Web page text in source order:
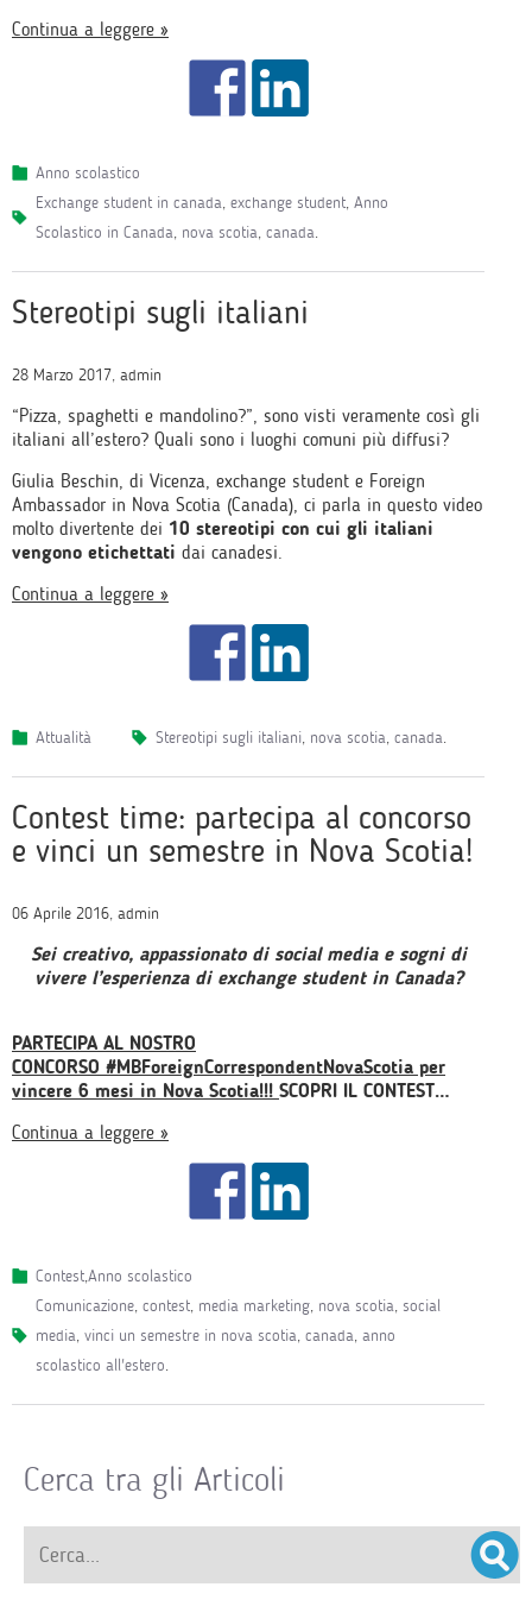
Continua a leggere »
Anno scolastico
exchange student in canada, exchange student, Anno
Scolastico in Canada, nova scotia, canada.
Stereotipi sugli italiani
28 Marzo 2017, admin
“Pizza, spaghetti e mandolino?”, sono visti veramente così gli
italiani all’estero? Quali sono i luoghi comuni più diffusi?
Giulia Beschin, di Vicenza, exchange student e Foreign
Ambassador in Nova Scotia (Canada), ci parla in questo video
molto divertente dei 10 stereotipi con cui gli italiani
vengono etichettati dai canadesi.
Continua a leggere »
Attualità stereotipi sugli italiani, nova scotia, canada.
Contest time: partecipa al concorso
e vinci un semestre in Nova Scotia!
06 Aprile 2016, admin
Sei creativo, appassionato di social media e sogni di
vivere l’esperienza di exchange student in Canada?
PARTECIPA AL NOSTRO
CONCORSO #MBForeignCorrespondentNovaScotia per
vincere 6 mesi in Nova Scotia!!! SCOPRI IL CONTEST…
Continua a leggere »
Contest,Anno scolastico
comunicazione, contest, media marketing, nova scotia, social
media, vinci un semestre in nova scotia, canada, anno
scolastico all'estero.
Cerca tra gli Articoli